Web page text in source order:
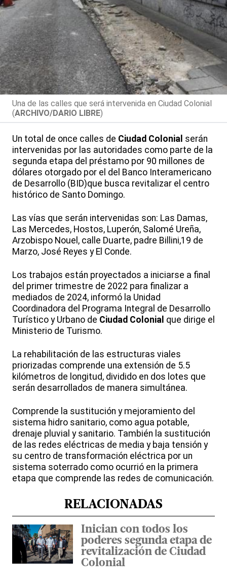
Una de las calles que será intervenida en Ciudad Colonial
(ARCHIVO/DARIO LIBRE)
Un total de once calles de Ciudad Colonial serán
intervenidas por las autoridades como parte de la
segunda etapa del préstamo por 90 millones de
dólares otorgado por el del Banco Interamericano
de Desarrollo (BID)que busca revitalizar el centro
histórico de Santo Domingo.
Las vías que serán intervenidas son: Las Damas,
Las Mercedes, Hostos, Luperón, Salomé Ureña,
Arzobispo Nouel, calle Duarte, padre Billini,19 de
Marzo, José Reyes y El Conde.
Los trabajos están proyectados a iniciarse a final
del primer trimestre de 2022 para finalizar a
mediados de 2024, informó la Unidad
Coordinadora del Programa Integral de Desarrollo
Turístico y Urbano de Ciudad Colonial que dirige el
Ministerio de Turismo.
La rehabilitación de las estructuras viales
priorizadas comprende una extensión de 5.5
kilómetros de longitud, dividido en dos lotes que
serán desarrollados de manera simultánea.
Comprende la sustitución y mejoramiento del
sistema hidro sanitario, como agua potable,
drenaje pluvial y sanitario. También la sustitución
de las redes eléctricas de media y baja tensión y
su centro de transformación eléctrica por un
sistema soterrado como ocurrió en la primera
etapa que comprende las redes de comunicación.
RELACIONADAS
Inician con todos los
poderes segunda etapa de
revitalización de Ciudad
Colonial